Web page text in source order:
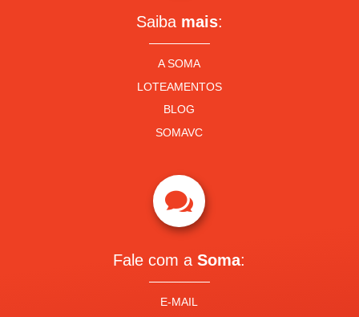
Saiba mais:
A SOMA
LOTEAMENTOS
BLOG
SOMAVC

Fale com aSoma:
E-MAIL